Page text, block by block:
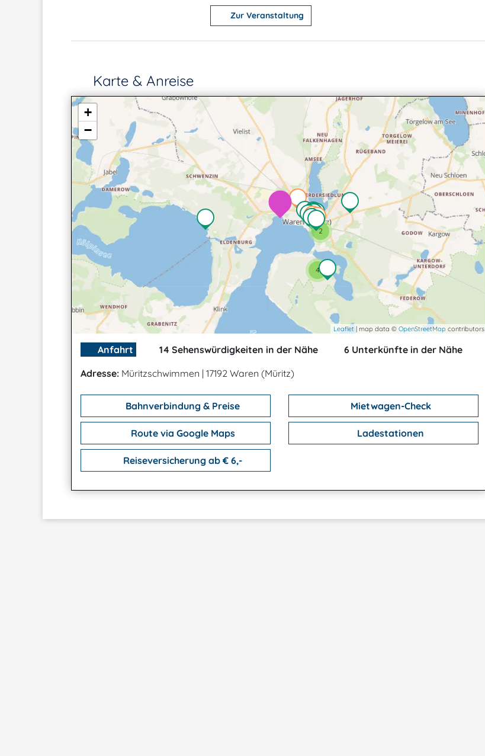
Zur Veranstaltung
Karte & Anreise
4
2
+
−
Leaflet | map data © OpenStreetMap contributors
Anfahrt 14 Sehenswürdigkeiten in der Nähe
6 Unterkünfte in der Nähe
Adresse: Müritzschwimmen | 17192 Waren (Müritz)
Bahnverbindung & Preise Mietwagen-Check
Route via Google Maps Ladestationen
Reiseversicherung ab € 6,-